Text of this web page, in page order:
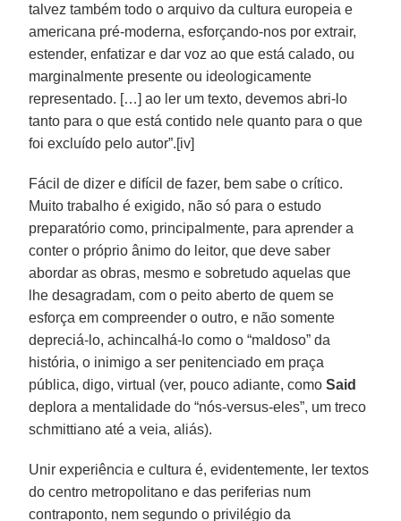
talvez também todo o arquivo da cultura europeia e
americana pré-moderna, esforçando-nos por extrair,
estender, enfatizar e dar voz ao que está calado, ou
marginalmente presente ou ideologicamente
representado. […] ao ler um texto, devemos abri-lo
tanto para o que está contido nele quanto para o que
foi excluído pelo autor”.[iv]
Fácil de dizer e difícil de fazer, bem sabe o crítico.
Muito trabalho é exigido, não só para o estudo
preparatório como, principalmente, para aprender a
conter o próprio ânimo do leitor, que deve saber
abordar as obras, mesmo e sobretudo aquelas que
lhe desagradam, com o peito aberto de quem se
esforça em compreender o outro, e não somente
depreciá-lo, achincalhá-lo como o “maldoso” da
história, o inimigo a ser penitenciado em praça
pública, digo, virtual (ver, pouco adiante, comoSaid
deplora a mentalidade do “nós-versus-eles”, um treco
schmittiano até a veia, aliás).
Unir experiência e cultura é, evidentemente, ler textos
do centro metropolitano e das periferias num
contraponto, nem segundo o privilégio da